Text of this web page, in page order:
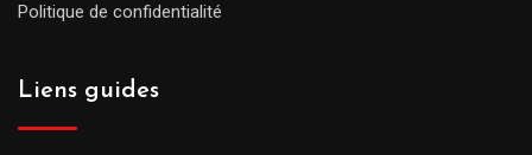
Politique de confidentialité
Liens guides